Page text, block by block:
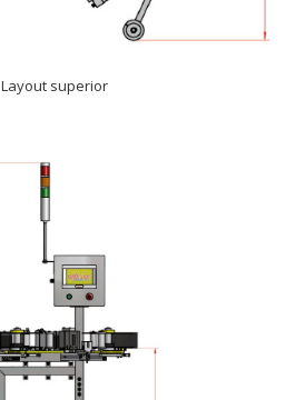
Layout superior